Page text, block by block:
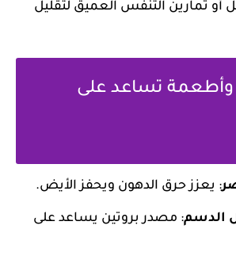
أو تمارين التنفس العميق لتقليل
تساعد على
: يعزز حرق الدهون ويحفز الأيض.
الدسم: مصدر بروتين يساعد على